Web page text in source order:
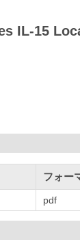
IL-15
フォー
pdf